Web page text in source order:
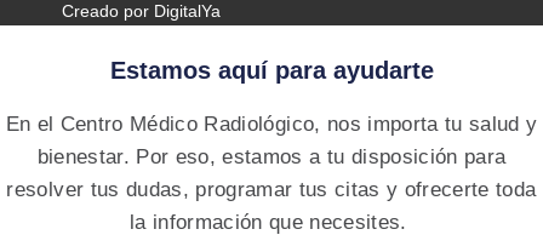
Creado por DigitalYa
Estamos aquí para ayudarte
En el Centro Médico Radiológico, nos importa tu salud y
bienestar. Por eso, estamos a tu disposición para
resolver tus dudas, programar tus citas y ofrecerte toda
la información que necesites.